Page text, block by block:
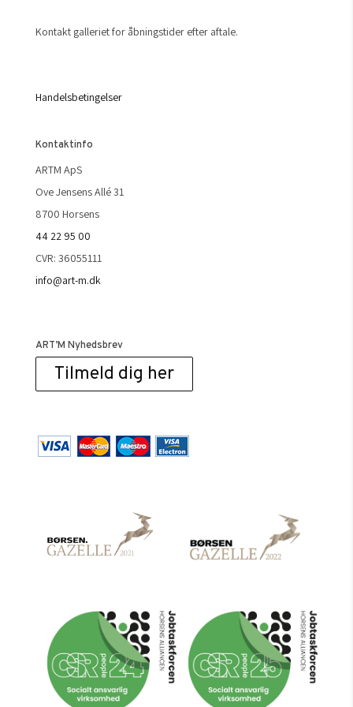
Kontakt galleriet for åbningstider efter aftale.
Handelsbetingelser
Kontaktinfo
ARTM ApS
Ove Jensens Allé 31
8700 Horsens
44 22 95 00
CVR: 36055111
info@art-m.dk
ART’M Nyhedsbrev
Tilmeld dig her